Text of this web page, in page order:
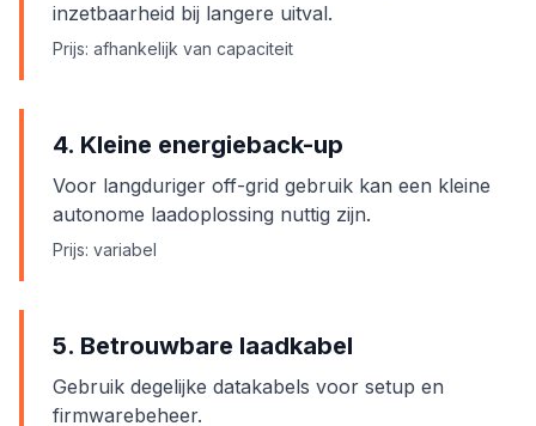
inzetbaarheid bij langere uitval.
Prijs: afhankelijk van capaciteit
4. Kleine energieback-up
Voor langduriger off-grid gebruik kan een kleine
autonome laadoplossing nuttig zijn.
Prijs: variabel
5. Betrouwbare laadkabel
Gebruik degelijke datakabels voor setup en
firmwarebeheer.